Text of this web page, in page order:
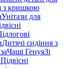
з кришкою
Унітази для
Дитячі сидіння з
Чаші ГенуяЗі
Підвісні